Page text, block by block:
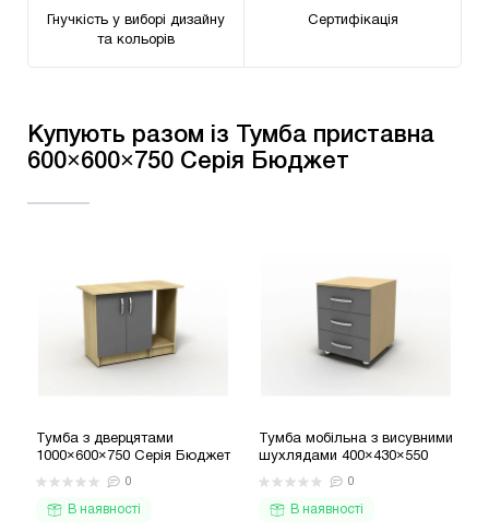
Гнучкість у виборі дизайну
та кольорів
Сертифікацiя
Купують разом із Тумба приставна
600×600×750 Серія Бюджет
Тумба з дверцятами
1000×600×750 Серія Бюджет
0
В наявності
Тумба мобільна з висувними
шухлядами 400×430×550
Серія Бюджет
0
В наявності